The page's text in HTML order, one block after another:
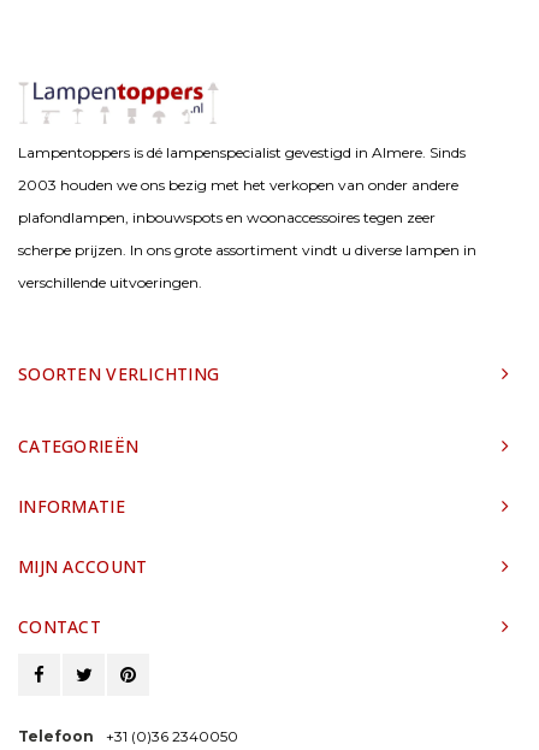
Lampentoppers is dé lampenspecialist gevestigd in Almere. Sinds
2003 houden we ons bezig met het verkopen van onder andere
plafondlampen, inbouwspots en woonaccessoires tegen zeer
scherpe prijzen. In ons grote assortiment vindt u diverse lampen in
verschillende uitvoeringen.
SOORTEN VERLICHTING
CATEGORIEËN
INFORMATIE
MIJN ACCOUNT
CONTACT
Telefoon +31 (0)36 2340050